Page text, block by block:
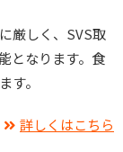
厳しく、SVS取
となります。食
す。
詳しくはこちら